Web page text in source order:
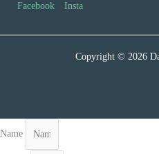
Facebook Insta
Copyright © 2026
Name